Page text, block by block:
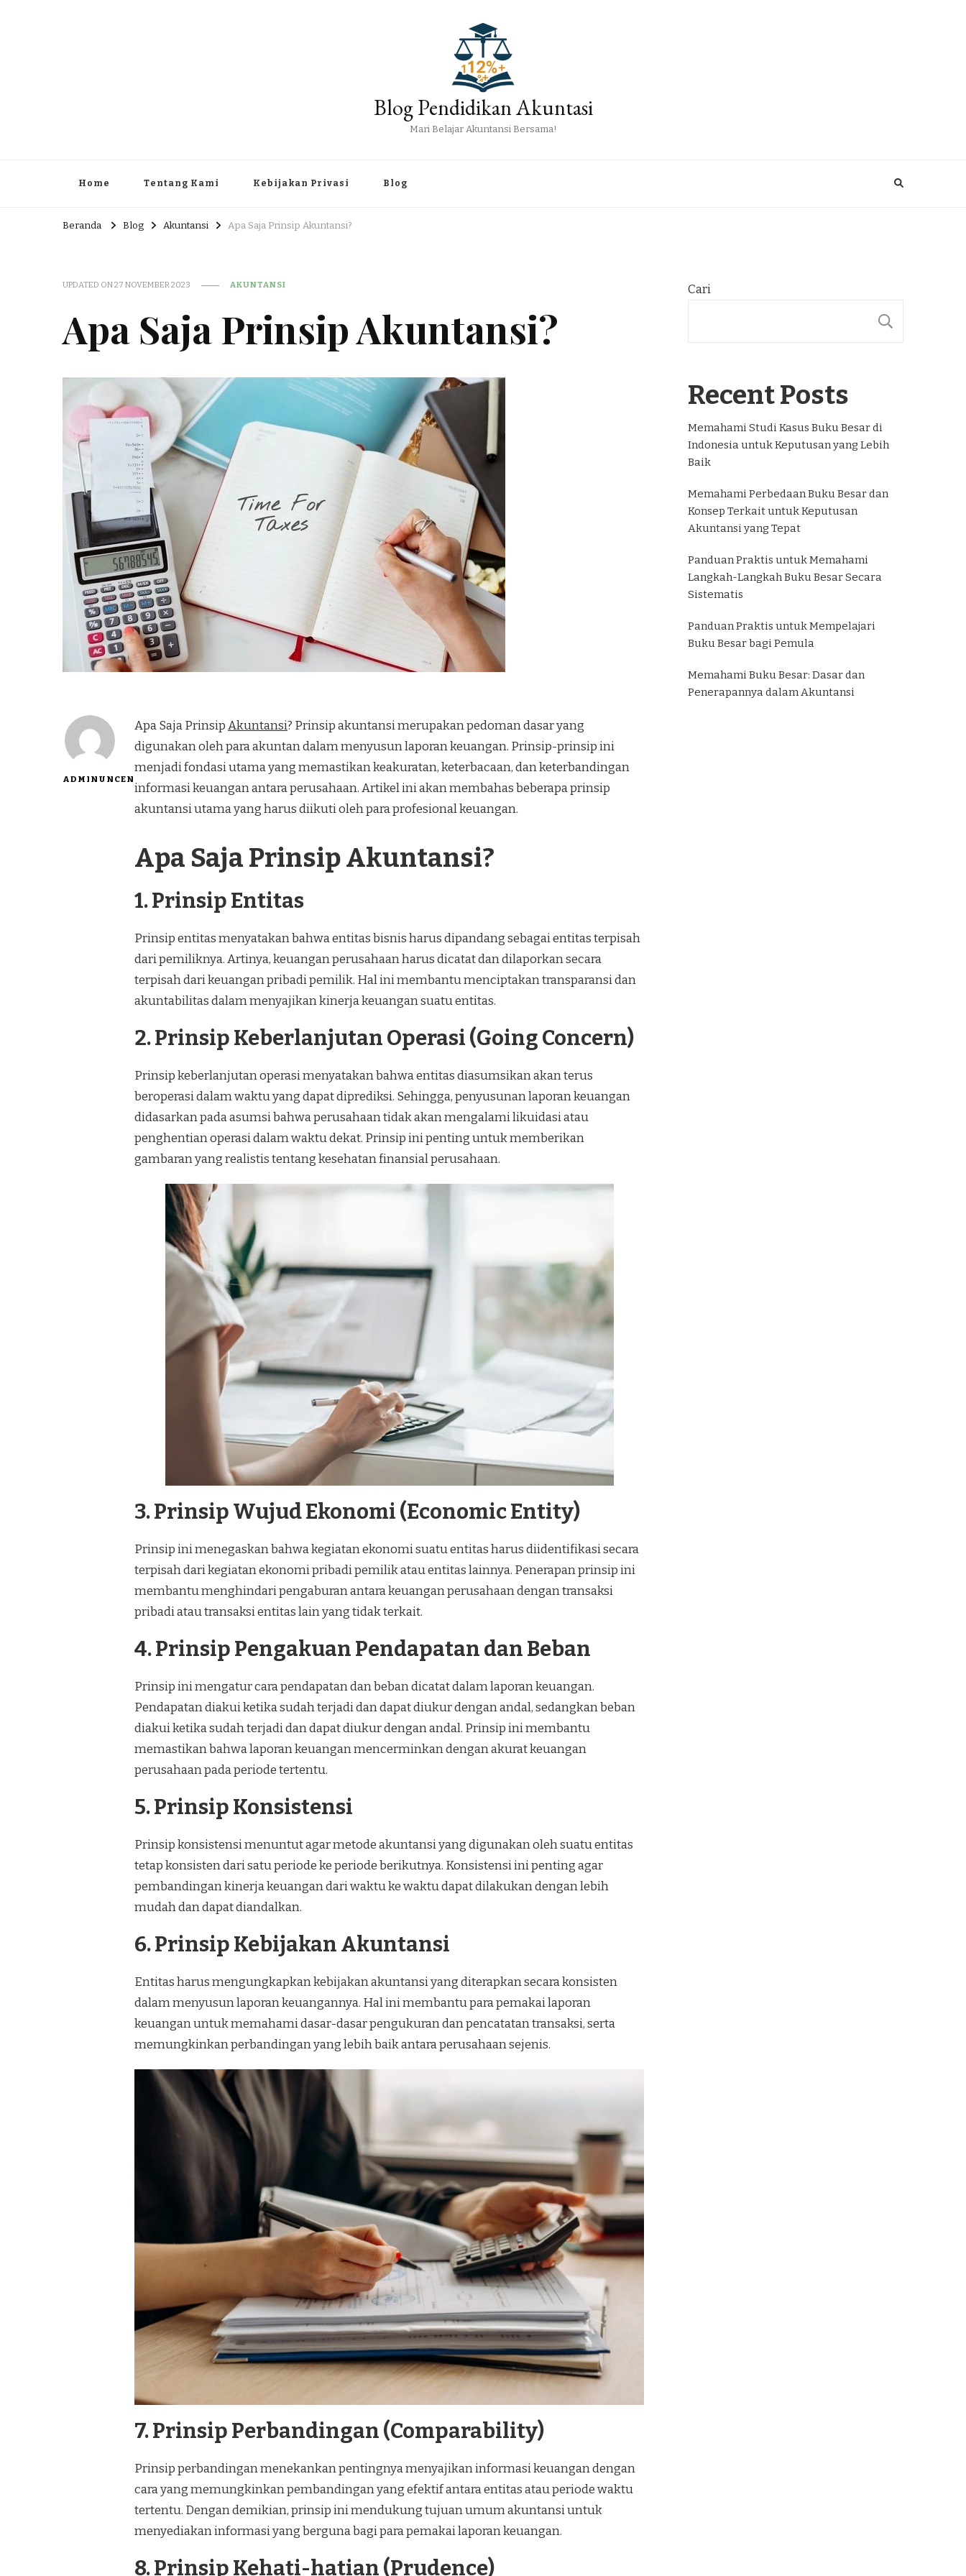
Blog Pendidikan Akuntasi
Mari Belajar Akuntansi Bersama!
Home Tentang Kami Kebijakan Privasi Blog
Beranda Blog Akuntansi Apa Saja Prinsip Akuntansi?
UPDATED ON27 NOVEMBER 2023 AKUNTANSI
Apa Saja Prinsip Akuntansi?
ADMINUNCEN
Apa Saja PrinsipAkuntansi? Prinsip akuntansi merupakan pedoman dasar yang
digunakan oleh para akuntan dalam menyusun laporan keuangan. Prinsip-prinsip ini
menjadi fondasi utama yang memastikan keakuratan, keterbacaan, dan keterbandingan
informasi keuangan antara perusahaan. Artikel ini akan membahas beberapa prinsip
akuntansi utama yang harus diikuti oleh para profesional keuangan.
Apa Saja Prinsip Akuntansi?
1. Prinsip Entitas
Prinsip entitas menyatakan bahwa entitas bisnis harus dipandang sebagai entitas terpisah
dari pemiliknya. Artinya, keuangan perusahaan harus dicatat dan dilaporkan secara
terpisah dari keuangan pribadi pemilik. Hal ini membantu menciptakan transparansi dan
akuntabilitas dalam menyajikan kinerja keuangan suatu entitas.
2. Prinsip Keberlanjutan Operasi (Going Concern)
Prinsip keberlanjutan operasi menyatakan bahwa entitas diasumsikan akan terus
beroperasi dalam waktu yang dapat diprediksi. Sehingga, penyusunan laporan keuangan
didasarkan pada asumsi bahwa perusahaan tidak akan mengalami likuidasi atau
penghentian operasi dalam waktu dekat. Prinsip ini penting untuk memberikan
gambaran yang realistis tentang kesehatan finansial perusahaan.
3. Prinsip Wujud Ekonomi (Economic Entity)
Prinsip ini menegaskan bahwa kegiatan ekonomi suatu entitas harus diidentifikasi secara
terpisah dari kegiatan ekonomi pribadi pemilik atau entitas lainnya. Penerapan prinsip ini
membantu menghindari pengaburan antara keuangan perusahaan dengan transaksi
pribadi atau transaksi entitas lain yang tidak terkait.
4. Prinsip Pengakuan Pendapatan dan Beban
Prinsip ini mengatur cara pendapatan dan beban dicatat dalam laporan keuangan.
Pendapatan diakui ketika sudah terjadi dan dapat diukur dengan andal, sedangkan beban
diakui ketika sudah terjadi dan dapat diukur dengan andal. Prinsip ini membantu
memastikan bahwa laporan keuangan mencerminkan dengan akurat keuangan
perusahaan pada periode tertentu.
5. Prinsip Konsistensi
Prinsip konsistensi menuntut agar metode akuntansi yang digunakan oleh suatu entitas
tetap konsisten dari satu periode ke periode berikutnya. Konsistensi ini penting agar
pembandingan kinerja keuangan dari waktu ke waktu dapat dilakukan dengan lebih
mudah dan dapat diandalkan.
6. Prinsip Kebijakan Akuntansi
Entitas harus mengungkapkan kebijakan akuntansi yang diterapkan secara konsisten
dalam menyusun laporan keuangannya. Hal ini membantu para pemakai laporan
keuangan untuk memahami dasar-dasar pengukuran dan pencatatan transaksi, serta
memungkinkan perbandingan yang lebih baik antara perusahaan sejenis.
7. Prinsip Perbandingan (Comparability)
Prinsip perbandingan menekankan pentingnya menyajikan informasi keuangan dengan
cara yang memungkinkan pembandingan yang efektif antara entitas atau periode waktu
tertentu. Dengan demikian, prinsip ini mendukung tujuan umum akuntansi untuk
menyediakan informasi yang berguna bagi para pemakai laporan keuangan.
8. Prinsip Kehati-hatian (Prudence)
Cari
Recent Posts
Memahami Studi Kasus Buku Besar di
Indonesia untuk Keputusan yang Lebih
Baik
Memahami Perbedaan Buku Besar dan
Konsep Terkait untuk Keputusan
Akuntansi yang Tepat
Panduan Praktis untuk Memahami
Langkah-Langkah Buku Besar Secara
Sistematis
Panduan Praktis untuk Mempelajari
Buku Besar bagi Pemula
Memahami Buku Besar: Dasar dan
Penerapannya dalam Akuntansi